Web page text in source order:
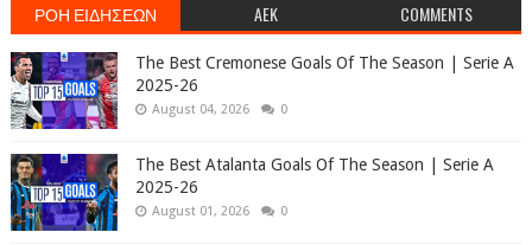
ΡΟΗ ΕΙΔΗΣΕΩΝ AEK COMMENTS
The Best Cremonese Goals Of The Season | Serie A
2025-26
August 04, 2026 0
The Best Atalanta Goals Of The Season | Serie A
2025-26
August 01, 2026 0